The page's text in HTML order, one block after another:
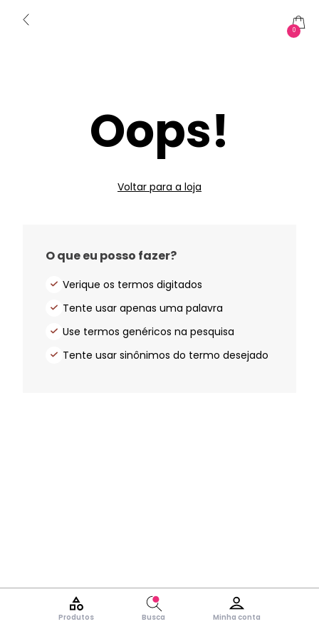
0
Produtos Busca Minha conta
Oops!
Voltar para a loja
O que eu posso fazer?
Verique os termos digitados
Tente usar apenas uma palavra
Use termos genéricos na pesquisa
Tente usar sinônimos do termo desejado